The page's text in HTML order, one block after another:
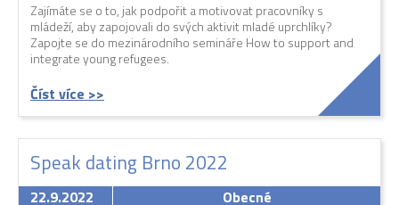
Zajímáte se o to, jak podpořit a motivovat pracovníky s
mládeží, aby zapojovali do svých aktivit mladé uprchlíky?
Zapojte se do mezinárodního semináře How to support and
integrate young refugees.
Číst více >>
Speak dating Brno 2022
22.9.2022 Obecné